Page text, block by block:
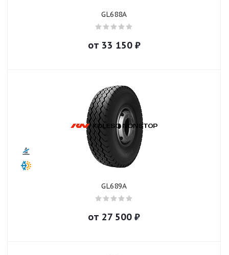
GL688A
от 33 150₽
GL689A
от 27 500 ₽